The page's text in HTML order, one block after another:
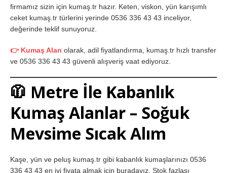
firmamız sizin için kumaş.tr hazır. Keten, viskon, yün karışımlı
ceket kumaş.tr türlerini yerinde 0536 336 43 43 inceliyor,
değerinde teklif sunuyoruz.
👉 Kumaş Alan olarak, adil fiyatlandırma, kumaş.tr hızlı transfer
ve 0536 336 43 43 güvenli alışveriş vaat ediyoruz.
🧥 Metre İle Kabanlık
Kumaş Alanlar – Soğuk
Mevsime Sıcak Alım
Kaşe, yün ve peluş kumaş.tr gibi kabanlık kumaşlarınızı 0536
336 43 43 en iyi fiyata almak için buradayız. Stok fazlası